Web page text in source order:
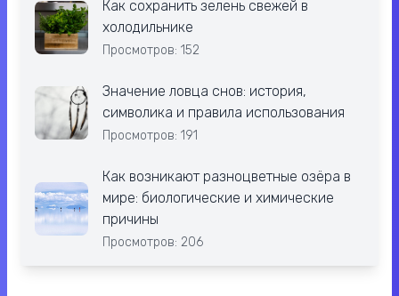
Как сохранить зелень свежей в
холодильнике
Просмотров: 152
Значение ловца снов: история,
символика и правила использования
Просмотров: 191
Как возникают разноцветные озёра в
мире: биологические и химические
причины
Просмотров: 206